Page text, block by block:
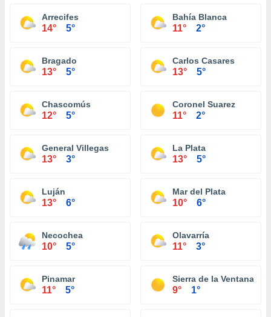
Arrecifes
14° 5°
Bahía Blanca
11° 2°
Bragado
13° 5°
Carlos Casares
13° 5°
Chascomús
12° 5°
Coronel Suarez
11° 2°
General Villegas
13° 3°
La Plata
13° 5°
Luján
13° 6°
Mar del Plata
10° 6°
Necochea
10° 5°
Olavarría
11° 3°
Pinamar
11° 5°
Sierra de la Ventana
9° 1°